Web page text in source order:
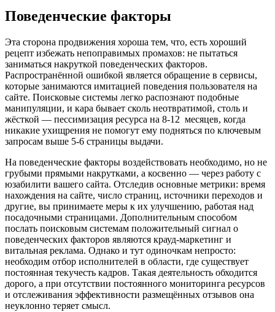
Поведенческие факторы
Эта сторона продвижения хороша тем, что, есть хороший
рецепт избежать непоправимых промахов: не пытаться
заниматься накруткой поведенческих факторов.
Распространённой ошибкой является обращение в сервисы,
которые занимаются имитацией поведения пользователя на
сайте. Поисковые системы легко распознают подобные
манипуляции, и кара бывает сколь неотвратимой, столь и
жёсткой — пессимизация ресурса на 8-12 месяцев, когда
никакие ухищрения не помогут ему подняться по ключевым
запросам выше 5-6 страницы выдачи.
На поведенческие факторы воздействовать необходимо, но не
грубыми прямыми накрутками, а косвенно — через работу с
юзабилити вашего сайта. Отследив основные метрики: время
нахождения на сайте, число страниц, источники переходов и
другие, вы принимаете меры к их улучшению, работая над
посадочными страницами. Дополнительным способом
послать поисковым системам положительный сигнал о
поведенческих факторов являются крауд-маркетинг и
витальная реклама. Однако и тут одиночкам непросто:
необходим отбор исполнителей в области, где существует
постоянная текучесть кадров. Такая деятельность обходится
дорого, а при отсутствии постоянного мониторинга ресурсов
и отслеживания эффективности размещённых отзывов она
неуклонно теряет смысл.